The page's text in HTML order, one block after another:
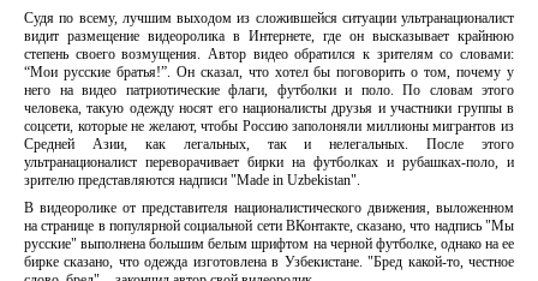
Судя по всему, лучшим выходом из сложившейся ситуации ультранационалист
видит размещение видеоролика в Интернете, где он высказывает крайнюю
степень своего возмущения. Автор видео обратился к зрителям со словами:
“Мои русские братья!”. Он сказал, что хотел бы поговорить о том, почему у
него на видео патриотические флаги, футболки и поло. По словам этого
человека, такую одежду носят его националисты друзья и участники группы в
соцсети, которые не желают, чтобы Россию заполоняли миллионы мигрантов из
Средней Азии, как легальных, так и нелегальных. После этого
ультранационалист переворачивает бирки на футболках и рубашках-поло, и
зрителю представляются надписи "Мade in Uzbekistan".
В видеоролике от представителя националистического движения, выложенном
на странице в популярной социальной сети ВКонтакте, сказано, что надпись "Мы
русские" выполнена большим белым шрифтом на черной футболке, однако на ее
бирке сказано, что одежда изготовлена в Узбекистане. "Бред какой-то, честное